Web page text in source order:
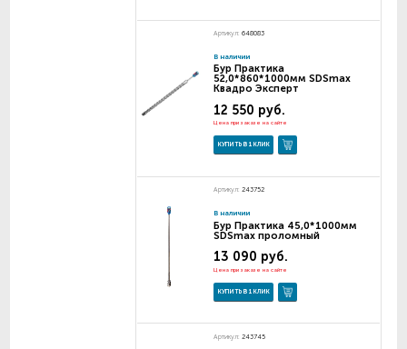
Артикул: 648083
В наличии
Бур Практика
52,0*860*1000мм SDSmax
Квадро Эксперт
12 550 руб.
Цена при заказе на сайте
КУПИТЬ В 1 КЛИК
Артикул: 243752
В наличии
Бур Практика 45,0*1000мм
SDSmax проломный
13 090 руб.
Цена при заказе на сайте
КУПИТЬ В 1 КЛИК
Артикул: 243745